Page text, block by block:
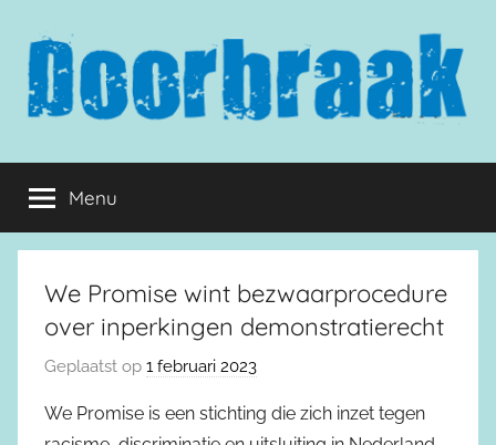
inhoud
springen
Doorbraak.eu
Menu
We Promise wint bezwaarprocedure
over inperkingen demonstratierecht
Geplaatst op 1 februari 2023
We Promise is een stichting die zich inzet tegen